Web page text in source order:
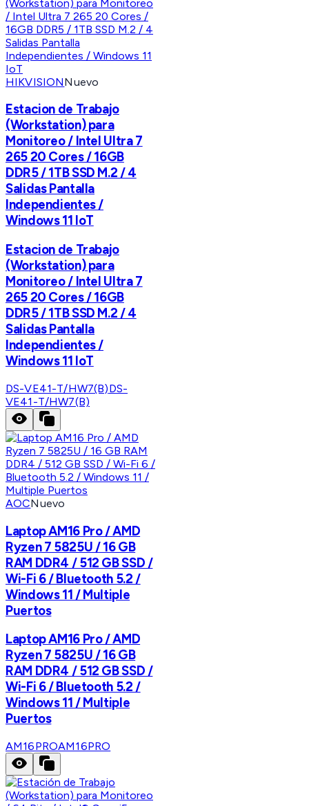
HIKVISIONNuevo
Estacion de Trabajo
(Workstation) para
Monitoreo / Intel Ultra 7
265 20 Cores / 16GB
DDR5 / 1TB SSD M.2 / 4
Salidas Pantalla
Independientes /
Windows 11 IoT
Estacion de Trabajo
(Workstation) para
Monitoreo / Intel Ultra 7
265 20 Cores / 16GB
DDR5 / 1TB SSD M.2 / 4
Salidas Pantalla
Independientes /
Windows 11 IoT
DS-VE41-T/HW7(B)DS-
VE41-T/HW7(B)
AOCNuevo
Laptop AM16 Pro / AMD
Ryzen 7 5825U / 16 GB
RAM DDR4 / 512 GB SSD /
Wi-Fi 6 / Bluetooth 5.2 /
Windows 11 / Multiple
Puertos
Laptop AM16 Pro / AMD
Ryzen 7 5825U / 16 GB
RAM DDR4 / 512 GB SSD /
Wi-Fi 6 / Bluetooth 5.2 /
Windows 11 / Multiple
Puertos
AM16PROAM16PRO